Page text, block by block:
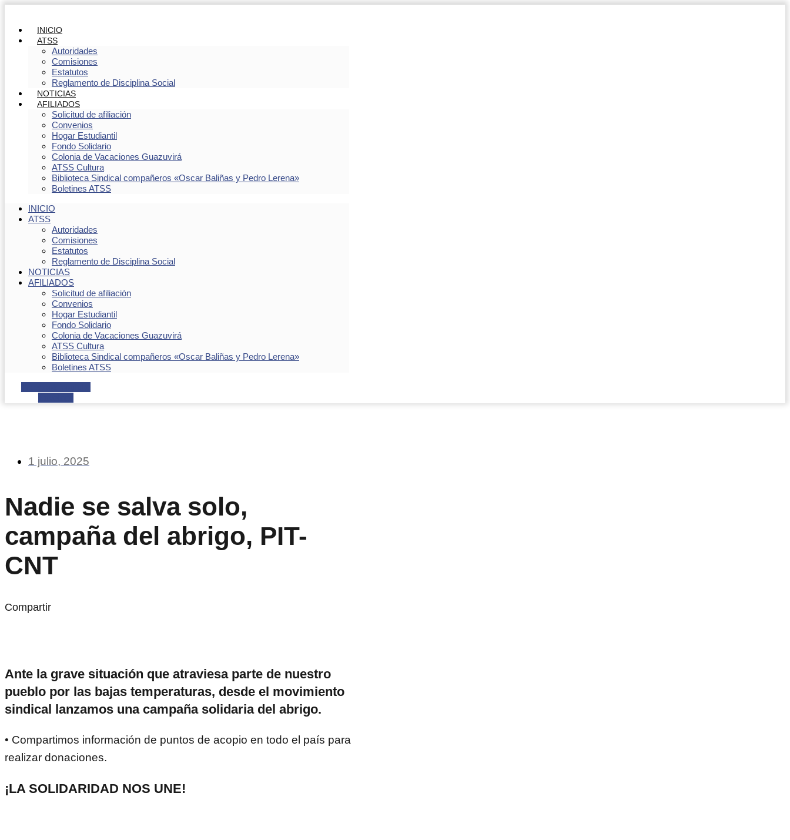
INICIO
ATSS
Autoridades
Comisiones
Estatutos
Reglamento de Disciplina Social
NOTICIAS
AFILIADOS
Solicitud de afiliación
Convenios
Hogar Estudiantil
Fondo Solidario
Colonia de Vacaciones Guazuvirá
ATSS Cultura
Biblioteca Sindical compañeros «Oscar Baliñas y Pedro Lerena»
Boletines ATSS
INICIO
ATSS
Autoridades
Comisiones
Estatutos
Reglamento de Disciplina Social
NOTICIAS
AFILIADOS
Solicitud de afiliación
Convenios
Hogar Estudiantil
Fondo Solidario
Colonia de Vacaciones Guazuvirá
ATSS Cultura
Biblioteca Sindical compañeros «Oscar Baliñas y Pedro Lerena»
Boletines ATSS
1 julio, 2025
Nadie se salva solo,
campaña del abrigo, PIT-
CNT
Compartir
Ante la grave situación que atraviesa parte de nuestro
pueblo por las bajas temperaturas, desde el movimiento
sindical lanzamos una campaña solidaria del abrigo.
• Compartimos información de puntos de acopio en todo el país para
realizar donaciones.
¡LA SOLIDARIDAD NOS UNE!